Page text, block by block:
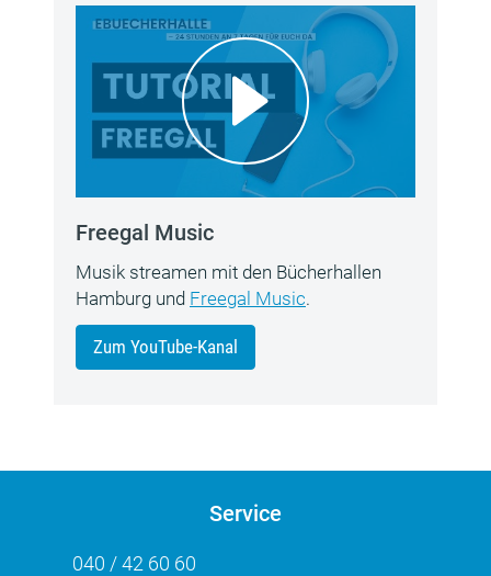
Freegal Music
Musik streamen mit den Bücherhallen
Hamburg und Freegal Music.
Zum YouTube-Kanal
Service
040 / 42 60 60